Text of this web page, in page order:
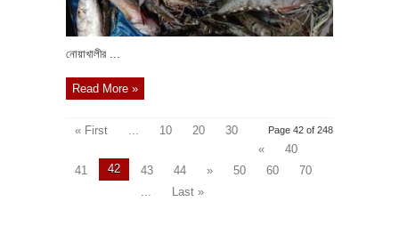
নোয়াখালীর ...
Read More »
Page 42 of 248
« First 10 20
30
«
40
41
42 43 44 » 50 60
70
Last »